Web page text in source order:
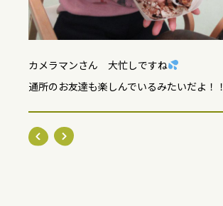
カメラマンさん 大忙しですね
通所のお友達も楽しんでいるみたいだよ！！